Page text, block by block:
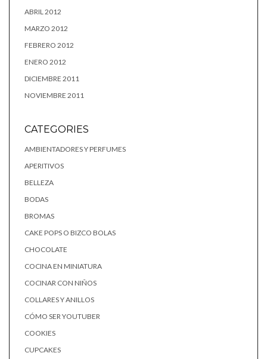
ABRIL 2012
MARZO 2012
FEBRERO 2012
ENERO 2012
DICIEMBRE 2011
NOVIEMBRE 2011
CATEGORIES
AMBIENTADORES Y PERFUMES
APERITIVOS
BELLEZA
BODAS
BROMAS
CAKE POPS O BIZCO BOLAS
CHOCOLATE
COCINA EN MINIATURA
COCINAR CON NIÑOS
COLLARES Y ANILLOS
CÓMO SER YOUTUBER
COOKIES
CUPCAKES